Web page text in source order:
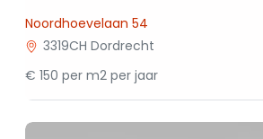
Noordhoevelaan 54
3319CH Dordrecht
€ 150 per m2 per jaar